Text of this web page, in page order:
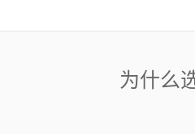
为什么